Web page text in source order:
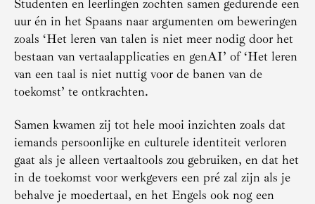
Studenten en leerlingen zochten samen gedurende een
uur én in het Spaans naar argumenten om beweringen
zoals ‘Het leren van talen is niet meer nodig door het
bestaan van vertaalapplicaties en genAI’ of ‘Het leren
van een taal is niet nuttig voor de banen van de
toekomst’ te ontkrachten.
Samen kwamen zij tot hele mooi inzichten zoals dat
iemands persoonlijke en culturele identiteit verloren
gaat als je alleen vertaaltools zou gebruiken, en dat het
in de toekomst voor werkgevers een pré zal zijn als je
behalve je moedertaal, en het Engels ook nog een